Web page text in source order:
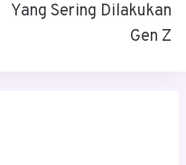
Yang Sering Dilakukan
Gen Z